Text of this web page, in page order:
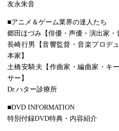
友永朱音
■アニメ＆ゲーム業界の達人たち
郷田ほづみ【俳優・声優・演出家・
長崎行男【音響監督・音楽プロデ
本家】
土橋安騎夫【作曲家・編曲家・キ
サー】
Dr.ハター診療所
■DVD INFORMATION
特別付録DVD特典・内容紹介